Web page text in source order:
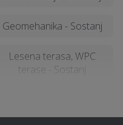
Geomehanika - Sostanj
Lesena terasa, WPC
terase - Sostanj